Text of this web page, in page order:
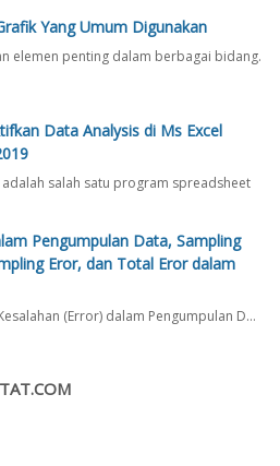
Yang Umum Digunakan
elemen penting dalam berbagai bidang.
Data Analysis di Ms Excel
adalah salah satu program spreadsheet
Pengumpulan Data, Sampling
Eror, dan Total Eror dalam
(Error) dalam Pengumpulan D…